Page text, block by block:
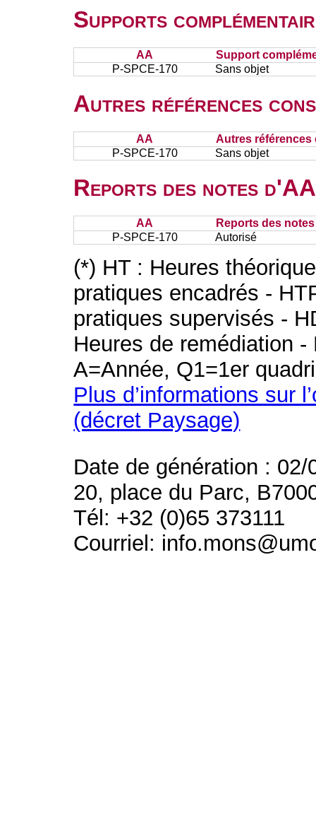
Supports
AA
Support
P-SPCE-170
Sans objet
Autres références
AA
Autres références
P-SPCE-170
Sans objet
Reports des notes
AA
Reports des
P-SPCE-170
Autorisé
(*) HT : Heures
pratiques encadrés -
pratiques supervisés -
Heures de remédiation
A=Année, Q1=1er
Plus d’informations sur
(décret Paysage)
Date de génération : 02/
20, place du Parc,
Tél: +32 (0)65 373111
Courriel: